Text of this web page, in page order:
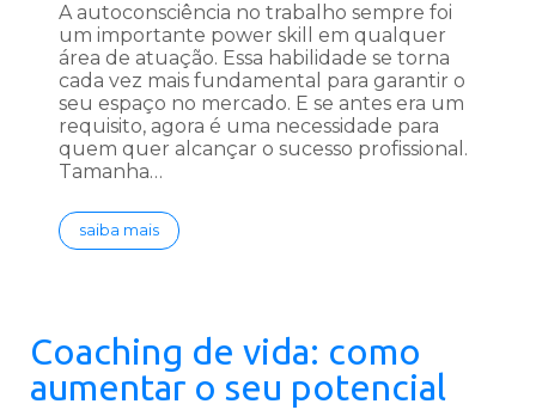
A autoconsciência no trabalho sempre foi
um importante power skill em qualquer
área de atuação. Essa habilidade se torna
cada vez mais fundamental para garantir o
seu espaço no mercado. E se antes era um
requisito, agora é uma necessidade para
quem quer alcançar o sucesso profissional.
Tamanha…
saiba mais
Coaching de vida: como
aumentar o seu potencial